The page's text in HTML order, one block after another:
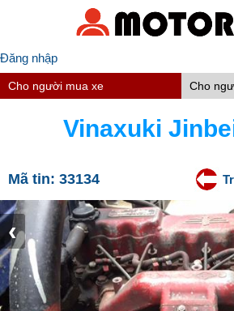
Đăng nhập
Cho người mua xe Cho
Vinaxuki
Mã tin: 33134
‹